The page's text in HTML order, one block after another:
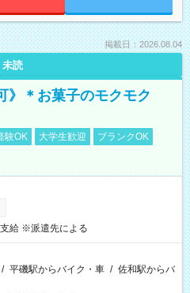
掲載日：2026.08.04
未読
》＊お菓子のモクモク
験OK 大学生歓迎
ブランクOK
給 ※派遣先による
/ 平磯駅からバイク・車 / 佐和駅からバ